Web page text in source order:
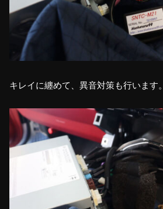
キレイに纏めて、異音対策も行います。